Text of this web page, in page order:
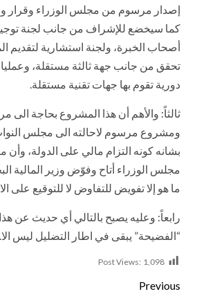
إصدار مرسوم من مجلس الوزراء وقرار
كما سيخضع للإشراف من جانب لجنة
أصحاب الخبرة، ولجنة استشارية لتقديم
تحقق من جانب جهة ثالثة مستقلة،
دورية تقوم بها جهات تقنية مستقلة.
ثالثاً: والأهم أن هذا المشروع بحاجة الى
ومشروع مرسوم لاحالته الى مجلس
بشانه كونه التزام مالي على الدولة،
مجلس الوزراء أتاح وفوّض وزير المالية
ما هو إلا تفويض للتفاوض لا للتوقيع على
رابعاً: وعليه يصبح بالتالي أي حديث عن
“الفضيحة” يبقى في اطار التضليل ليس الا.
Post Views: 1,098
Previous